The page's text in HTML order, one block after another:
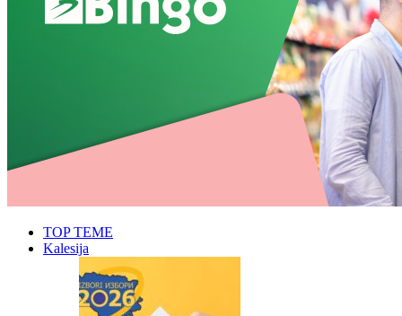
TOP TEME
Kalesija